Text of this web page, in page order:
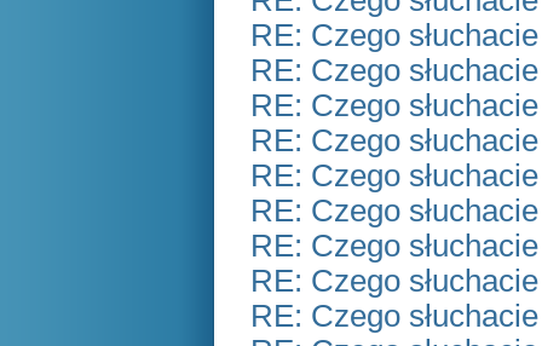
RE: Czego
RE: Czego
RE: Czego
RE: Czego
RE: Czego
RE: Czego
RE: Czego
RE: Czego
RE: Czego